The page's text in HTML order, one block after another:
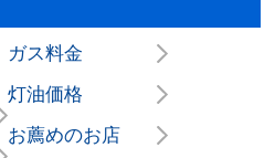
ガス料金
灯油価格
お薦めのお店